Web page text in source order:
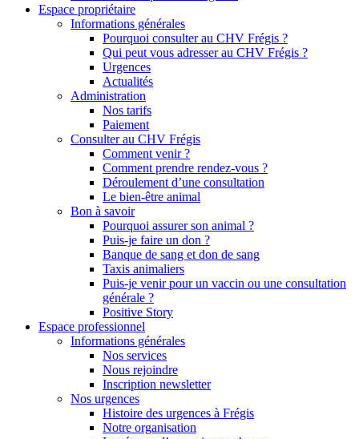
Espace propriétaire
Informations générales
Pourquoi consulter au CHV Frégis ?
Qui peut vous adresser au CHV Frégis ?
Urgences
Actualités
Administration
Nos tarifs
Paiement
Consulter au CHV Frégis
Comment venir ?
Comment prendre rendez-vous ?
Déroulement d’une consultation
Le bien-être animal
Bon à savoir
Pourquoi assurer son animal ?
Puis-je faire un don ?
Banque de sang et don de sang
Taxis animaliers
Puis-je venir pour un vaccin ou une consultation
générale ?
Positive Story
Espace professionnel
Informations générales
Nos services
Nous rejoindre
Inscription newsletter
Nos urgences
Histoire des urgences à Frégis
Notre organisation